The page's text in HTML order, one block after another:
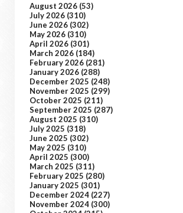
August 2026 (53)
July 2026 (310)
June 2026 (302)
May 2026 (310)
April 2026 (301)
March 2026 (184)
February 2026 (281)
January 2026 (288)
December 2025 (248)
November 2025 (299)
October 2025 (211)
September 2025 (287)
August 2025 (310)
July 2025 (318)
June 2025 (302)
May 2025 (310)
April 2025 (300)
March 2025 (311)
February 2025 (280)
January 2025 (301)
December 2024 (227)
November 2024 (300)